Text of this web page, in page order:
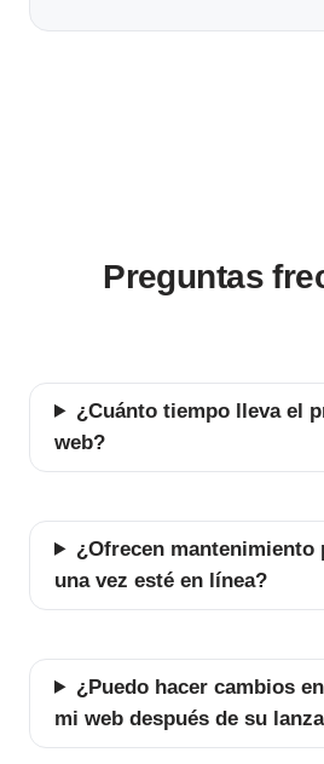
Preguntas
¿Cuánto tiempo lleva el
web?
¿Ofrecen mantenimiento
una vez esté en línea?
¿Puedo hacer cambios
mi web después de su